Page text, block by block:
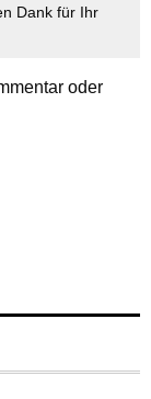
Dank für Ihr
oder